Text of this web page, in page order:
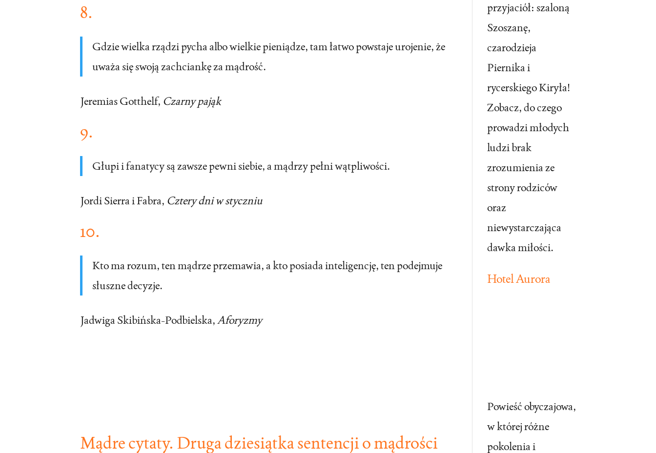
8.
Gdzie wielka rządzi pycha albo wielkie pieniądze, tam łatwo powstaje urojenie, że
uważa się swoją zachciankę za mądrość.
Jeremias Gotthelf, Czarny pająk
9.
Głupi i fanatycy są zawsze pewni siebie, a mądrzy pełni wątpliwości.
Jordi Sierra i Fabra, Cztery dni w styczniu
10.
Kto ma rozum, ten mądrze przemawia, a kto posiada inteligencję, ten podejmuje
słuszne decyzje.
Jadwiga Skibińska-Podbielska,Aforyzmy
Mądre cytaty. Druga dziesiątka sentencji o mądrości
przyjaciół: szaloną
Szoszanę,
czarodzieja
Piernika i
rycerskiego Kiryła!
Zobacz, do czego
prowadzi młodych
ludzi brak
zrozumienia ze
strony rodziców
oraz
niewystarczająca
dawka miłości.
Hotel Aurora
Powieść obyczajowa,
w której różne
pokolenia i